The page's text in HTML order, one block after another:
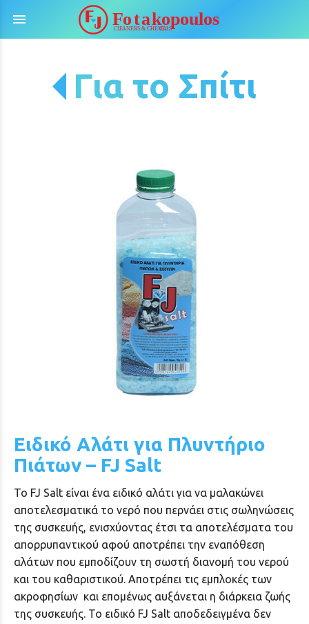
menu
Για το Σπίτι
Ειδικό Αλάτι για Πλυντήριο
Πιάτων – FJ Salt
To FJ Salt είναι ένα ειδικό αλάτι για να μαλακώνει
αποτελεσματικά το νερό που περνάει στις σωληνώσεις
της συσκευής, ενισχύοντας έτσι τα αποτελέσματα του
απορρυπαντικού αφού αποτρέπει την εναπόθεση
αλάτων που εμποδίζουν τη σωστή διανομή του νερού
και του καθαριστικού. Αποτρέπει τις εμπλοκές των
ακροφησίων και επομένως αυξάνεται η διάρκεια ζωής
της συσκευής. Το ειδικό FJ Salt αποδεδειγμένα δεν